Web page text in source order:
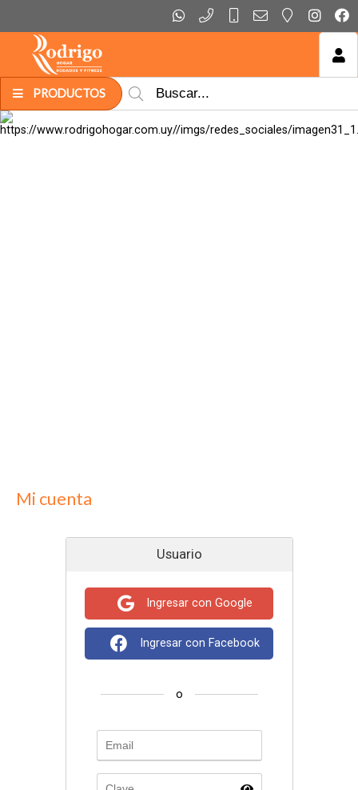
PRODUCTOS
MI COMPRA
Mi cuenta
Usuario
Ingresar con Google
Ingresar con Facebook
o